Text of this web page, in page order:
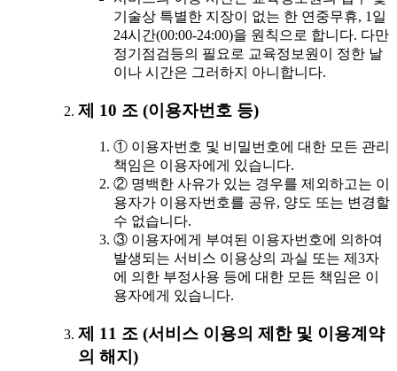
기술상 특별한 지장이 없는 한 연중무휴, 1일
24시간(00:00-24:00)을 원칙으로 합니다. 다만
정기점검등의 필요로 교육정보원이 정한 날
이나 시간은 그러하지 아니합니다.
제 10 조 (이용자번호 등)
① 이용자번호 및 비밀번호에 대한 모든 관리
책임은 이용자에게 있습니다.
② 명백한 사유가 있는 경우를 제외하고는 이
용자가 이용자번호를 공유, 양도 또는 변경할
수 없습니다.
③ 이용자에게 부여된 이용자번호에 의하여
발생되는 서비스 이용상의 과실 또는 제3자
에 의한 부정사용 등에 대한 모든 책임은 이
용자에게 있습니다.
제 11 조 (서비스 이용의 제한 및 이용계약
의 해지)